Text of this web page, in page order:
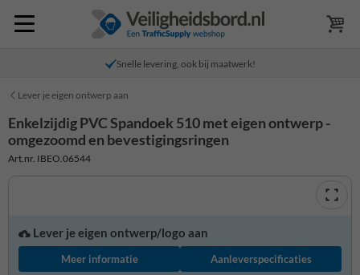
Snelle levering, ook bij maatwerk!
Lever je eigen ontwerp aan
Enkelzijdig PVC Spandoek 510 met eigen ontwerp -
omgezoomd en bevestigingsringen
Art.nr. IBEO.06544
Lever je eigen ontwerp/logo aan
Meer informatie Aanleverspecificaties